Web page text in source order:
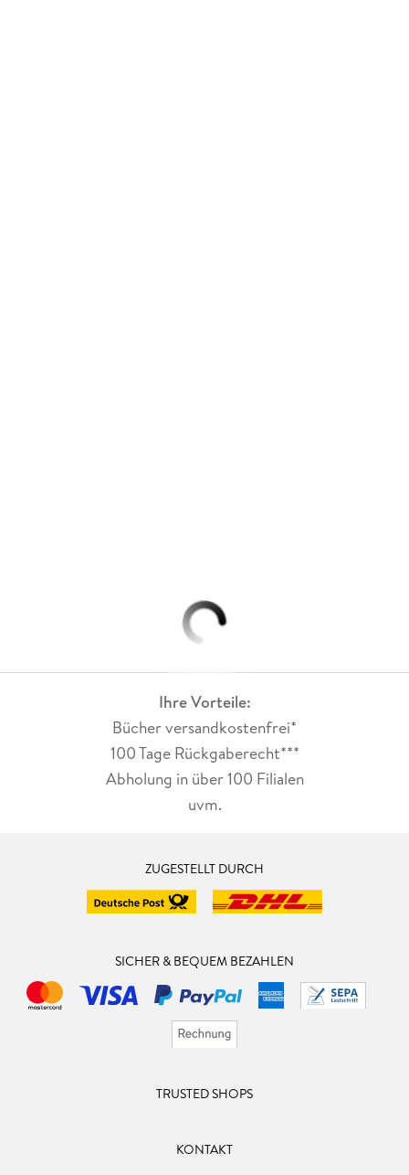
Ihre Vorteile:
Bücher versandkostenfrei*
100 Tage Rückgaberecht***
Abholung in über 100 Filialen
uvm.
ZUGESTELLT DURCH
SICHER & BEQUEM BEZAHLEN
TRUSTED SHOPS
KONTAKT